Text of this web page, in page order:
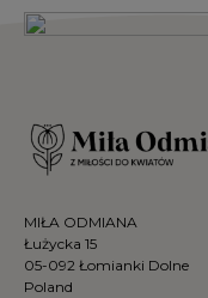
MIŁA ODMIANA
Łużycka 15
05-092 Łomianki Dolne
Poland